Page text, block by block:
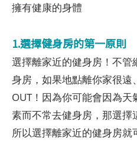
擁有健康的身體
1.選擇健身房的第一原則
選擇離家近的健身房！不
身房，如果地點離你家很遠
OUT！因為你可能會因為
素而不常去健身房，那選擇
所以選擇離家近的健身房就